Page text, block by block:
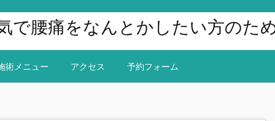
で腰痛をなんとかしたい方のた
術メニュー アクセス 予約フォーム